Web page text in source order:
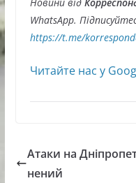
WhatsApp.
https://t.me/
Читайте нас у
Атаки на
нений